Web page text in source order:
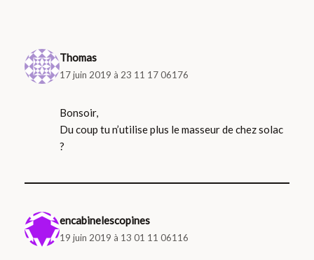
Thomas
17 juin 2019 à 23 11 17 06176
Bonsoir,
Du coup tu n’utilise plus le masseur de chez solac
?
encabinelescopines
19 juin 2019 à 13 01 11 06116